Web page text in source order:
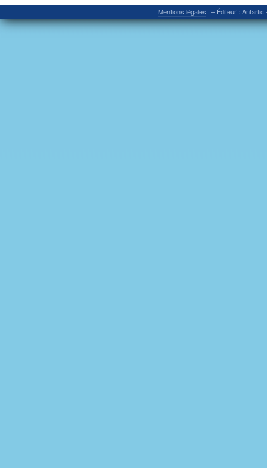
Mentions légales – Éditeur :